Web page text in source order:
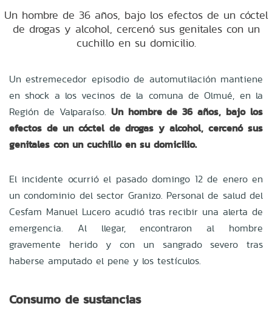
Un hombre de 36 años, bajo los efectos de un cóctel
de drogas y alcohol, cercenó sus genitales con un
cuchillo en su domicilio.
Un estremecedor episodio de automutilación mantiene
en shock a los vecinos de la comuna de Olmué, en la
Región de Valparaíso. Un hombre de 36 años, bajo los
efectos de un cóctel de drogas y alcohol, cercenó sus
genitales con un cuchillo en su domicilio.
El incidente ocurrió el pasado domingo 12 de enero en
un condominio del sector Granizo. Personal de salud del
Cesfam Manuel Lucero acudió tras recibir una alerta de
emergencia. Al llegar, encontraron al hombre
gravemente herido y con un sangrado severo tras
haberse amputado el pene y los testículos.
Consumo de sustancias